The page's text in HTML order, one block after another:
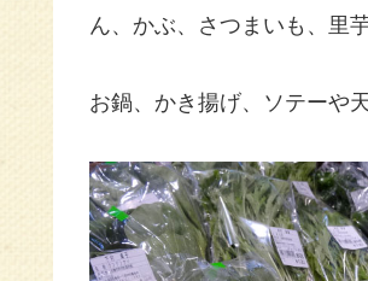
ん、かぶ、さつまいも、里
お鍋、かき揚げ、ソテーや